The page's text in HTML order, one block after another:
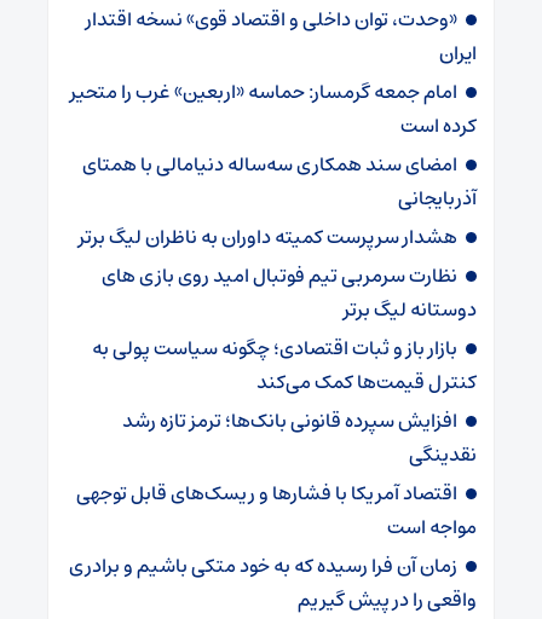
«وحدت، توان داخلی و اقتصاد قوی» نسخه اقتدار
ایران
امام جمعه گرمسار: حماسه «اربعین» غرب را متحیر
کرده است
امضای سند همکاری سه‌ساله دنیامالی با همتای
آذربایجانی
هشدار سرپرست ‌کمیته داوران به ناظران لیگ برتر
نظارت سرمربی تیم‌ فوتبال امید روی بازی های
دوستانه لیگ برتر
بازار باز و ثبات اقتصادی؛ چگونه سیاست پولی به
کنترل قیمت‌ها کمک می‌کند
افزایش سپرده قانونی بانک‌ها؛ ترمز تازه رشد
نقدینگی
اقتصاد آمریکا با فشارها و ریسک‌های قابل توجهی
مواجه است
زمان آن فرا رسیده که به خود متکی باشیم و برادری
واقعی را در پیش گیریم